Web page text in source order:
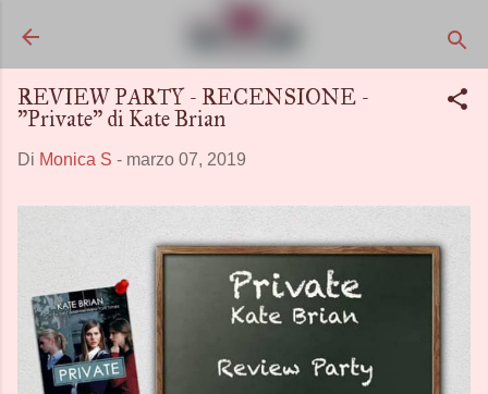
REVIEW PARTY - RECENSIONE -
"Private" di Kate Brian
Di Monica S - marzo 07, 2019